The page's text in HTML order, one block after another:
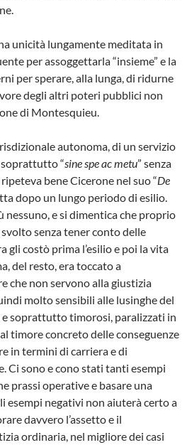
unicità lungamente meditata in
per assoggettarla “insieme” e la
per sperare, alla lunga, di ridurne
degli altri poteri pubblici non
di Montesquieu.
autonoma, di un servizio
“sine spe ac metu” senza
bene Cicerone nel suo “De
dopo un lungo periodo di esilio.
nessuno, e si dimentica che proprio
senza tener conto delle
gli costò prima l’esilio e poi la vita
del resto, era toccato a
che non servono alla giustizia
molto sensibili alle lusinghe del
soprattutto timorosi, paralizzati in
timore concreto delle conseguenze
in termini di carriera e di
Ci sono e cono stati tanti esempi
prassi operative e basare una
esempi negativi non aiuterà certo a
davvero l’assetto e il
ordinaria, nel migliore dei casi